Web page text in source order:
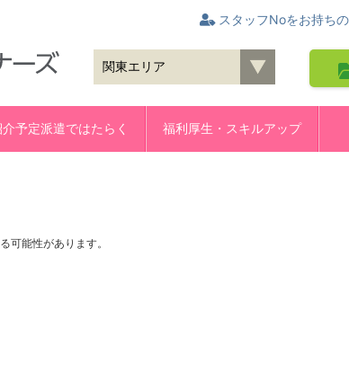
スタッフNoをお持ち
予定派遣ではたらく 福利厚生・スキルアップ
可能性があります。